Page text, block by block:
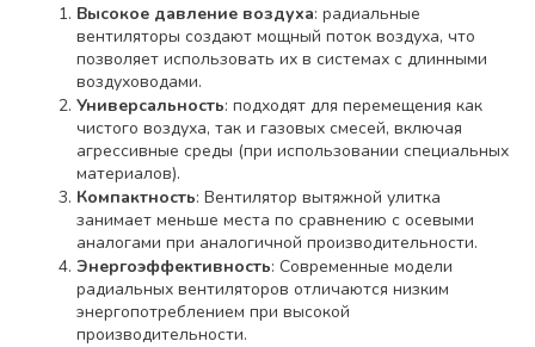
Высокое давление воздуха: радиальные
вентиляторы создают мощный поток воздуха, что
позволяет использовать их в системах с длинными
воздуховодами.
Универсальность: подходят для перемещения как
чистого воздуха, так и газовых смесей, включая
агрессивные среды (при использовании специальных
материалов).
Компактность: Вентилятор вытяжной улитка
занимает меньше места по сравнению с осевыми
аналогами при аналогичной производительности.
Энергоэффективность: Современные модели
радиальных вентиляторов отличаются низким
энергопотреблением при высокой
производительности.